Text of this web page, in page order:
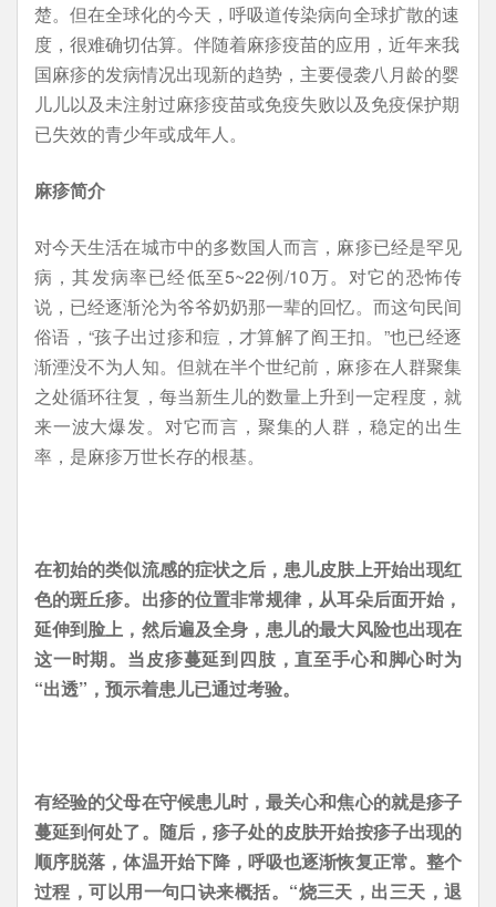
楚。但在全球化的今天，呼吸道传染病向全球扩散的速
度，很难确切估算。伴随着麻疹疫苗的应用，近年来我
国麻疹的发病情况出现新的趋势，主要侵袭八月龄的婴
儿儿以及未注射过麻疹疫苗或免疫失败以及免疫保护期
已失效的青少年或成年人。
麻疹简介
对今天生活在城市中的多数国人而言，麻疹已经是罕见
病，其发病率已经低至5~22例/10万。对它的恐怖传
说，已经逐渐沦为爷爷奶奶那一辈的回忆。而这句民间
俗语，“孩子出过疹和痘，才算解了阎王扣。”也已经逐
渐湮没不为人知。但就在半个世纪前，麻疹在人群聚集
之处循环往复，每当新生儿的数量上升到一定程度，就
来一波大爆发。对它而言，聚集的人群，稳定的出生
率，是麻疹万世长存的根基。
在初始的类似流感的症状之后，患儿皮肤上开始出现红
色的斑丘疹。出疹的位置非常规律，从耳朵后面开始，
延伸到脸上，然后遍及全身，患儿的最大风险也出现在
这一时期。当皮疹蔓延到四肢，直至手心和脚心时为
“出透”，预示着患儿已通过考验。
有经验的父母在守候患儿时，最关心和焦心的就是疹子
蔓延到何处了。随后，疹子处的皮肤开始按疹子出现的
顺序脱落，体温开始下降，呼吸也逐渐恢复正常。整个
过程，可以用一句口诀来概括。“烧三天，出三天，退